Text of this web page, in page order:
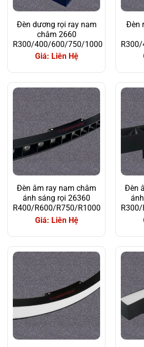
Đèn dương rọi ray nam
châm 2660
R300/400/600/750/1000
Giá: Liên Hệ
Đèn
Đèn âm ray nam châm
ánh sáng rọi 26360
R400/R600/R750/R1000
Giá: Liên Hệ
Đèn